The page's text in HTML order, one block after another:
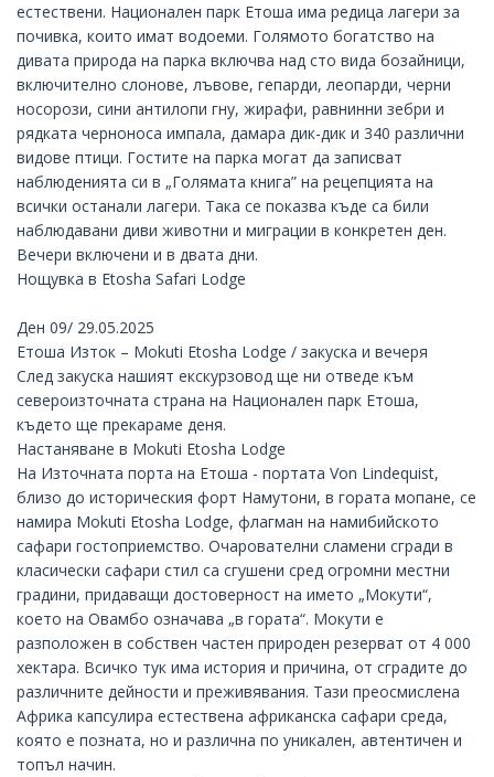
естествени. Национален парк Етоша има редица лагери за
почивка, които имат водоеми. Голямото богатство на
дивата природа на парка включва над сто вида бозайници,
включително слонове, лъвове, гепарди, леопарди, черни
носорози, сини антилопи гну, жирафи, равнинни зебри и
рядката черноноса импала, дамара дик-дик и 340 различни
видове птици. Гостите на парка могат да записват
наблюденията си в „Голямата книга” на рецепцията на
всички останали лагери. Така се показва къде са били
наблюдавани диви животни и миграции в конкретен ден.
Вечери включени и в двата дни.
Нощувка в Etosha Safari Lodge
Ден 09/ 29.05.2025
Етоша Изток – Mokuti Etosha Lodge / закуска и вечеря
След закуска нашият екскурзовод ще ни отведе към
североизточната страна на Национален парк Етоша,
където ще прекараме деня.
Настаняване в Mokuti Etosha Lodge
На Източната порта на Етоша - портата Von Lindequist,
близо до историческия форт Намутони, в гората мопане, се
намира Mokuti Etosha Lodge, флагман на намибийското
сафари гостоприемство. Очарователни сламени сгради в
класически сафари стил са сгушени сред огромни местни
градини, придаващи достоверност на името „Мокути“,
което на Овамбо означава „в гората“. Мокути е
разположен в собствен частен природен резерват от 4 000
хектара. Всичко тук има история и причина, от сградите до
различните дейности и преживявания. Тази преосмислена
Африка капсулира естествена африканска сафари среда,
която е позната, но и различна по уникален, автентичен и
топъл начин.